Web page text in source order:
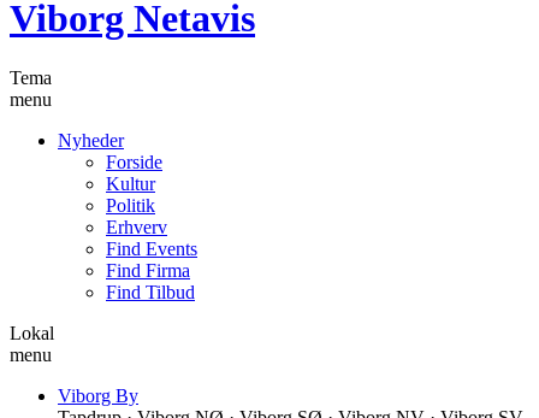
Viborg Netavis
Tema
menu
Nyheder
Forside
Kultur
Politik
Erhverv
Find Events
Find Firma
Find Tilbud
Lokal
menu
Viborg By